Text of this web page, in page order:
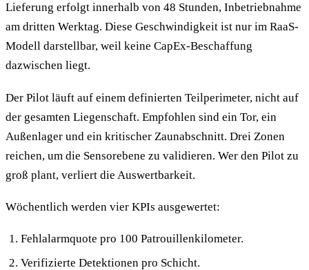
Lieferung erfolgt innerhalb von 48 Stunden, Inbetriebnahme
am dritten Werktag. Diese Geschwindigkeit ist nur im RaaS-
Modell darstellbar, weil keine CapEx-Beschaffung
dazwischen liegt.
Der Pilot läuft auf einem definierten Teilperimeter, nicht auf
der gesamten Liegenschaft. Empfohlen sind ein Tor, ein
Außenlager und ein kritischer Zaunabschnitt. Drei Zonen
reichen, um die Sensorebene zu validieren. Wer den Pilot zu
groß plant, verliert die Auswertbarkeit.
Wöchentlich werden vier KPIs ausgewertet:
Fehlalarmquote pro 100 Patrouillenkilometer.
Verifizierte Detektionen pro Schicht.